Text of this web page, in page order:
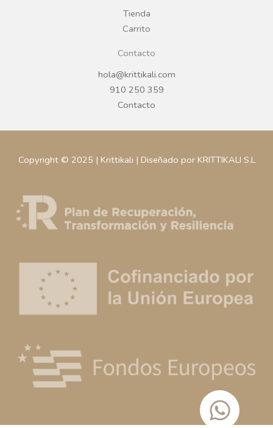
Tienda
Carrito
Contacto
hola@krittikali.com
910 250 359
Contacto
Copyright © 2025 | Krittikali | Diseñado por KRITTIKALI S.L